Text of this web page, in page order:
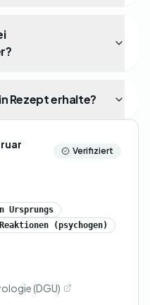
Rezept erhalte?
Verifiziert
Ursprungs
(psychogen)
(DGU)